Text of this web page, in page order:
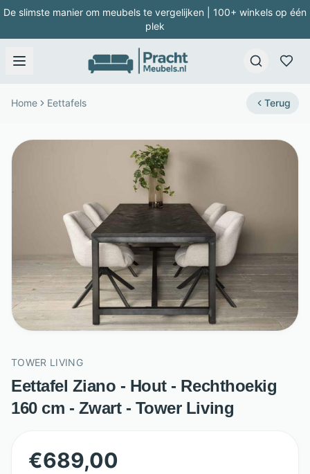
De slimste manier om meubels te vergelijken | 100+ winkels op één
plek
Home Eettafels Terug
TOWER LIVING
Eettafel Ziano - Hout - Rechthoekig
160 cm - Zwart - Tower Living
€689,00